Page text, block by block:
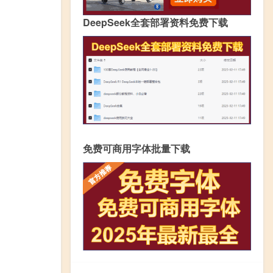
DeepSeek全套部署资料免费下载
免费可商用字体批量下载